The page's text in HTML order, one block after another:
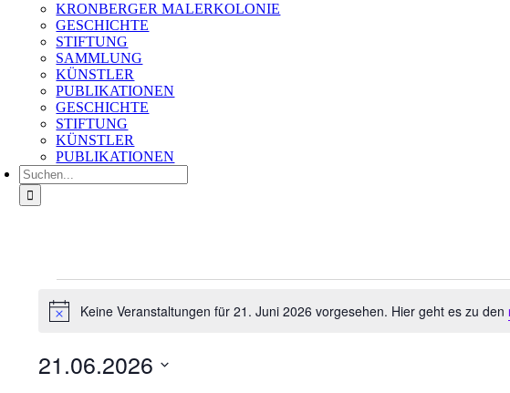
KRONBERGER MALERKOLONIE
GESCHICHTE
STIFTUNG
SAMMLUNG
KÜNSTLER
PUBLIKATIONEN
GESCHICHTE
STIFTUNG
KÜNSTLER
PUBLIKATIONEN
Suche
nach:
für
2026
HinweisKeine Veranstaltungen für 21. Juni 2026 vorgesehen. Hier geht es zu den
21.06.2026